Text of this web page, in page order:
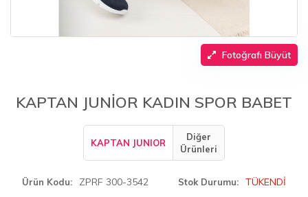
Fotoğrafı Büyüt
KAPTAN JUNİOR KADIN SPOR BABET
KAPTAN JUNIOR
Diğer
Ürünleri
Ürün Kodu ZPRF 300-3542 Stok Durumu TÜKENDİ